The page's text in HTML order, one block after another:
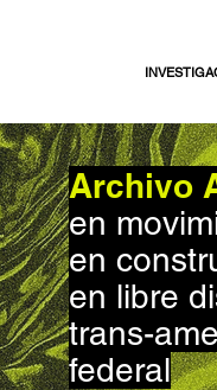
Archivo
en
en
en libre
trans-
federal